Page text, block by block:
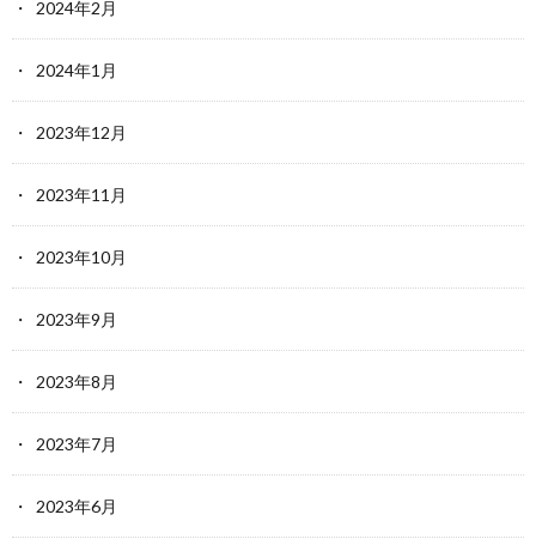
2024年2月
2024年1月
2023年12月
2023年11月
2023年10月
2023年9月
2023年8月
2023年7月
2023年6月